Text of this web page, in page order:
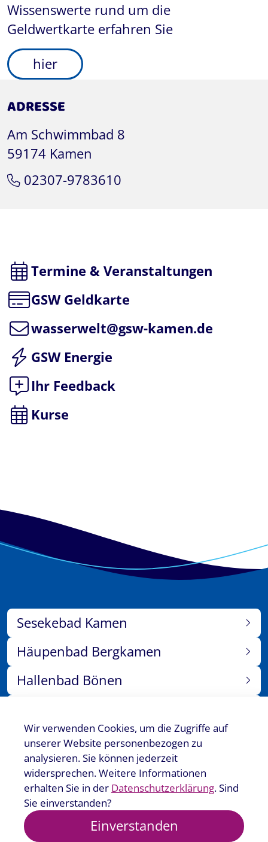
Wissenswerte rund um die
Geldwertkarte erfahren Sie
hier
ADRESSE
Am Schwimmbad 8
59174 Kamen
02307-9783610
Termine & Veranstaltungen
GSW Geldkarte
wasserwelt@gsw-kamen.de
GSW Energie
Ihr Feedback
Kurse
Sesekebad Kamen
Häupenbad Bergkamen
Hallenbad Bönen
Events
Jobs
Kurse
Wir verwenden Cookies, um die Zugriffe auf
unserer Website personenbezogen zu
analysieren. Sie können jederzeit
widersprechen. Weitere Informationen
erhalten Sie in der Datenschutzerklärung. Sind
Sie einverstanden?
Einverstanden